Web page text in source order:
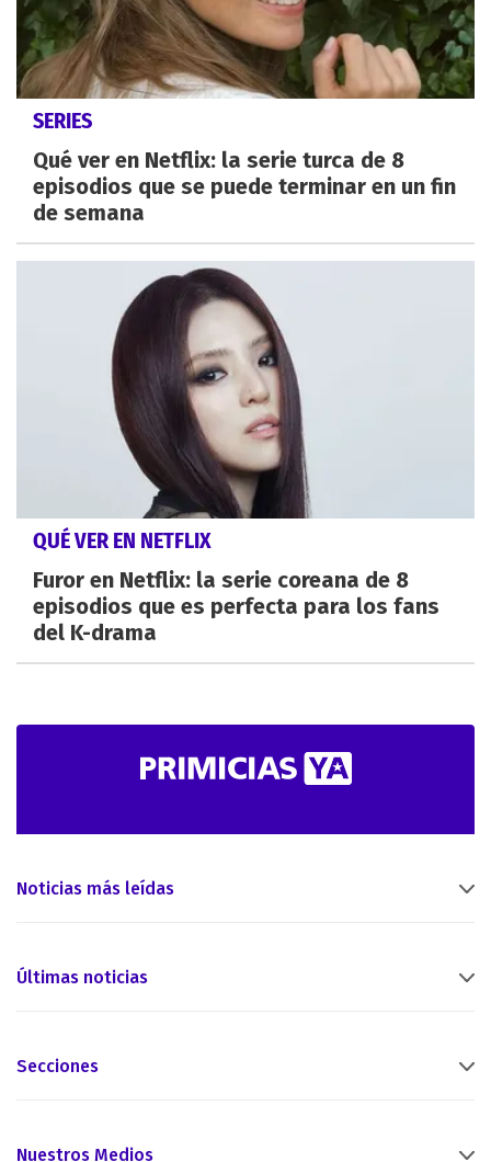
SERIES
Qué ver en Netflix: la serie turca de 8
episodios que se puede terminar en un fin
de semana
QUÉ VER EN NETFLIX
Furor en Netflix: la serie coreana de 8
episodios que es perfecta para los fans
del K-drama
Noticias más leídas
Últimas noticias
Secciones
Nuestros Medios